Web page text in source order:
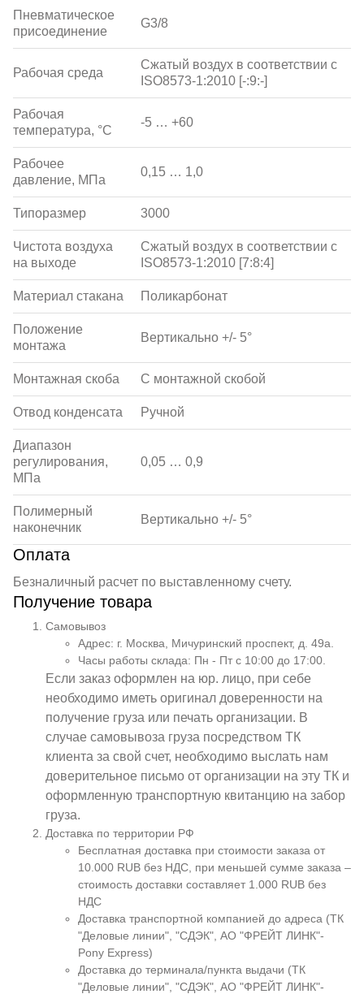
Пневматическое
присоединение
G3/8
Рабочая среда
Сжатый воздух в соответствии с
ISO8573-1:2010 [-:9:-]
Рабочая
температура, °С
-5 … +60
Рабочее
давление, МПа
0,15 … 1,0
Типоразмер 3000
Чистота воздуха
на выходе
Сжатый воздух в соответствии с
ISO8573-1:2010 [7:8:4]
Материал стакана Поликарбонат
Положение
монтажа
Вертикально +/- 5°
Монтажная скоба С монтажной скобой
Отвод конденсата Ручной
Диапазон
регулирования,
МПа
0,05 … 0,9
Полимерный
наконечник
Вертикально +/- 5°
Оплата
Безналичный расчет по выставленному счету.
Получение товара
Самовывоз
Адрес: г. Москва, Мичуринский проспект, д. 49а.
Часы работы склада: Пн - Пт с 10:00 до 17:00.
Если заказ оформлен на юр. лицо, при себе
необходимо иметь оригинал доверенности на
получение груза или печать организации. В
случае самовывоза груза посредством ТК
клиента за свой счет, необходимо выслать нам
доверительное письмо от организации на эту ТК и
оформленную транспортную квитанцию на забор
груза.
Доставка по территории РФ
Бесплатная доставка при стоимости заказа от
10.000 RUB без НДС, при меньшей сумме заказа –
стоимость доставки составляет 1.000 RUB без
НДС
Доставка транспортной компанией до адреса (ТК
"Деловые линии", "СДЭК", АО "ФРЕЙТ ЛИНК"-
Pony Express)
Доставка до терминала/пункта выдачи (ТК
"Деловые линии", "СДЭК", АО "ФРЕЙТ ЛИНК"-